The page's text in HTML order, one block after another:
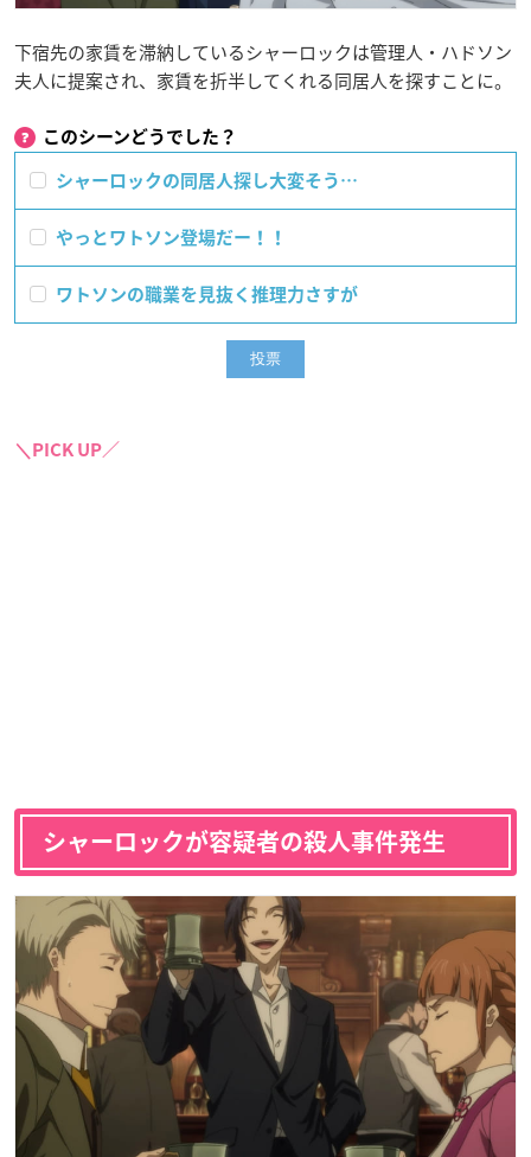
下宿先の家賃を滞納しているシャーロックは管理人・ハドソン
夫人に提案され、家賃を折半してくれる同居人を探すことに。
このシーンどうでした？
シャーロックの同居人探し大変そう…
やっとワトソン登場だー！！
ワトソンの職業を見抜く推理力さすが
＼PICK UP／
シャーロックが容疑者の殺人事件発生